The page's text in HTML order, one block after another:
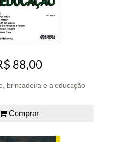
88,00
brincadeira e a educação
Comprar